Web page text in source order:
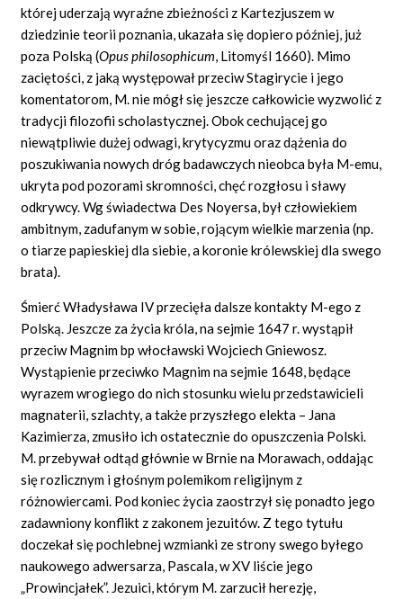
której uderzają wyraźne zbieżności z Kartezjuszem w
dziedzinie teorii poznania, ukazała się dopiero później, już
poza Polską (Opus philosophicum, Litomyśl 1660). Mimo
zaciętości, z jaką występował przeciw Stagirycie i jego
komentatorom, M. nie mógł się jeszcze całkowicie wyzwolić z
tradycji filozofii scholastycznej. Obok cechującej go
niewątpliwie dużej odwagi, krytycyzmu oraz dążenia do
poszukiwania nowych dróg badawczych nieobca była M-emu,
ukryta pod pozorami skromności, chęć rozgłosu i sławy
odkrywcy. Wg świadectwa Des Noyersa, był człowiekiem
ambitnym, zadufanym w sobie, rojącym wielkie marzenia (np.
o tiarze papieskiej dla siebie, a koronie królewskiej dla swego
brata).
Śmierć Władysława IV przecięła dalsze kontakty M-ego z
Polską. Jeszcze za życia króla, na sejmie 1647 r. wystąpił
przeciw Magnim bp włocławski Wojciech Gniewosz.
Wystąpienie przeciwko Magnim na sejmie 1648, będące
wyrazem wrogiego do nich stosunku wielu przedstawicieli
magnaterii, szlachty, a także przyszłego elekta – Jana
Kazimierza, zmusiło ich ostatecznie do opuszczenia Polski.
M. przebywał odtąd głównie w Brnie na Morawach, oddając
się rozlicznym i głośnym polemikom religijnym z
różnowiercami. Pod koniec życia zaostrzył się ponadto jego
zadawniony konflikt z zakonem jezuitów. Z tego tytułu
doczekał się pochlebnej wzmianki ze strony swego byłego
naukowego adwersarza, Pascala, w XV liście jego
„Prowincjałek”. Jezuici, którym M. zarzucił herezję,